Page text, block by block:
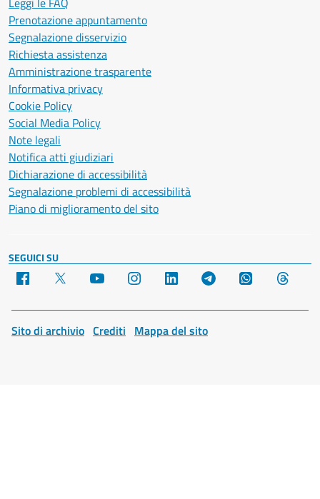
Prenotazione appuntamento
Segnalazione disservizio
Richiesta assistenza
Amministrazione trasparente
Informativa privacy
Cookie Policy
Social Media Policy
Note legali
Notifica atti giudiziari
Dichiarazione di accessibilità
Segnalazione problemi di accessibilità
Piano di miglioramento del sito
SEGUICI SU
Facebook YouTube Instagram LinkedIn Telegram WhatsApp
Sito di archivio Crediti Mappa del sito